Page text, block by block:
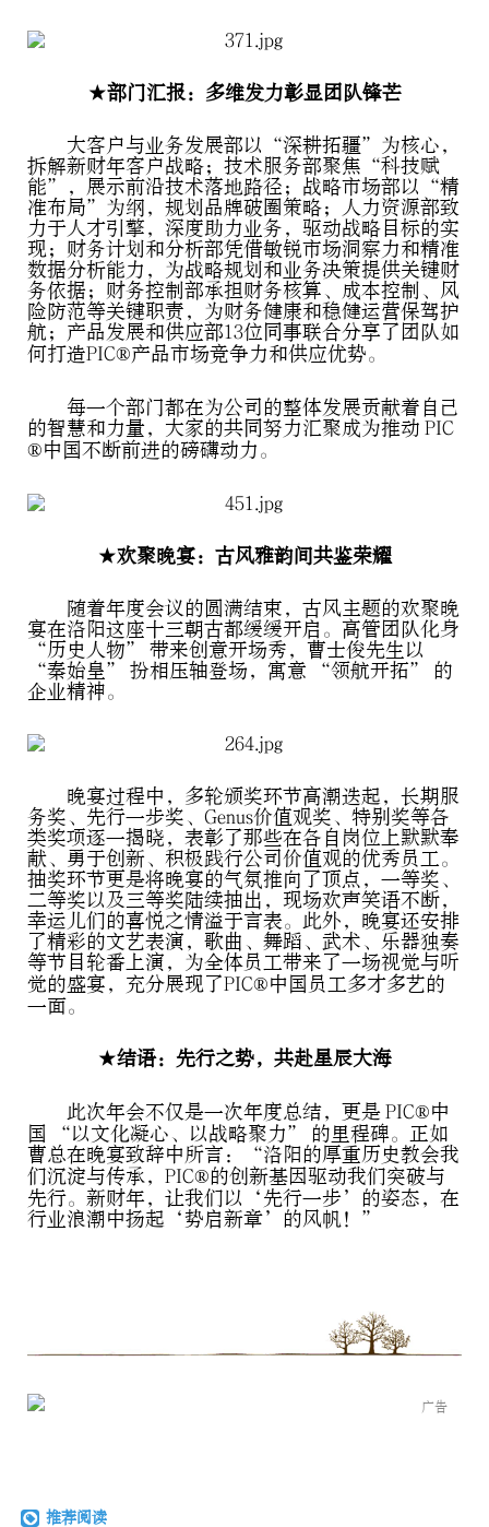
★部门汇报：多维发力彰显团队锋芒
大客户与业务发展部以“深耕拓疆”为核心，
拆解新财年客户战略；技术服务部聚焦“科技赋
能”，展示前沿技术落地路径；战略市场部以“精
准布局”为纲，规划品牌破圈策略；人力资源部致
力于人才引擎，深度助力业务，驱动战略目标的实
现；财务计划和分析部凭借敏锐市场洞察力和精准
数据分析能力，为战略规划和业务决策提供关键财
务依据；财务控制部承担财务核算、成本控制、风
险防范等关键职责，为财务健康和稳健运营保驾护
航；产品发展和供应部13位同事联合分享了团队如
何打造PIC®产品市场竞争力和供应优势。
每一个部门都在为公司的整体发展贡献着自己
的智慧和力量，大家的共同努力汇聚成为推动 PIC
®中国不断前进的磅礴动力。
★欢聚晚宴：古风雅韵间共鉴荣耀
随着年度会议的圆满结束，古风主题的欢聚晚
宴在洛阳这座十三朝古都缓缓开启。高管团队化身
“历史人物” 带来创意开场秀，曹士俊先生以
“秦始皇” 扮相压轴登场，寓意 “领航开拓” 的
企业精神。
晚宴过程中，多轮颁奖环节高潮迭起，长期服
务奖、先行一步奖、Genus价值观奖、特别奖等各
类奖项逐一揭晓，表彰了那些在各自岗位上默默奉
献、勇于创新、积极践行公司价值观的优秀员工。
抽奖环节更是将晚宴的气氛推向了顶点，一等奖、
二等奖以及三等奖陆续抽出，现场欢声笑语不断，
幸运儿们的喜悦之情溢于言表。此外，晚宴还安排
了精彩的文艺表演，歌曲、舞蹈、武术、乐器独奏
等节目轮番上演，为全体员工带来了一场视觉与听
觉的盛宴，充分展现了PIC®中国员工多才多艺的
一面。
★结语：先行之势，共赴星辰大海
此次年会不仅是一次年度总结，更是 PIC®中
国 “以文化凝心、以战略聚力” 的里程碑。正如
曹总在晚宴致辞中所言：“洛阳的厚重历史教会我
们沉淀与传承，PIC®的创新基因驱动我们突破与
先行。新财年，让我们以‘先行一步’的姿态，在
行业浪潮中扬起‘势启新章’的风帆！”
广告
推荐阅读